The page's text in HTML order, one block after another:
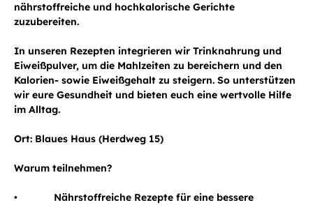
nährstoffreiche und hochkalorische Gerichte
zuzubereiten.
In unseren Rezepten integrieren wir Trinknahrung und
Eiweißpulver, um die Mahlzeiten zu bereichern und den
Kalorien- sowie Eiweißgehalt zu steigern. So unterstützen
wir eure Gesundheit und bieten euch eine wertvolle Hilfe
im Alltag.
Ort: Blaues Haus (Herdweg 15)
Warum teilnehmen?
• Nährstoffreiche Rezepte für eine bessere